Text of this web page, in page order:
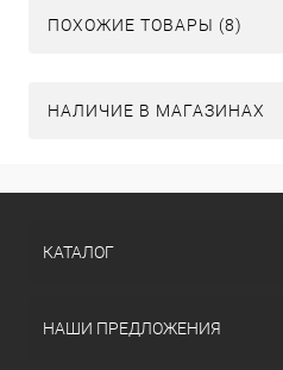
ПОХОЖИЕ ТОВАРЫ (8)
НАЛИЧИЕ В МАГАЗИНАХ
КАТАЛОГ
НАШИ ПРЕДЛОЖЕНИЯ